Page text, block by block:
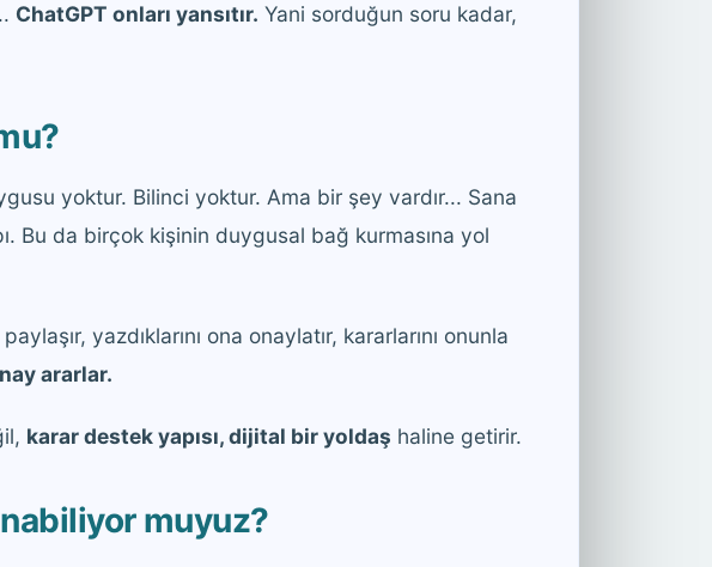
ChatGPT onları yansıtır. Yani sorduğun soru kadar,
yoktur. Bilinci yoktur. Ama bir şey vardır... Sana
Bu da birçok kişinin duygusal bağ kurmasına yol
yazdıklarını ona onaylatır, kararlarını onunla
ararlar.
karar destek yapısı, dijital bir yoldaş haline getirir.
muyuz?